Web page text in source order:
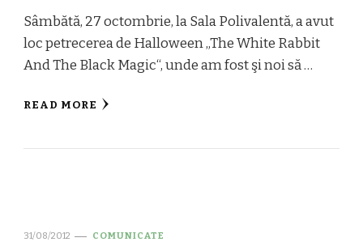
Sâmbătă, 27 octombrie, la Sala Polivalentă, a avut
loc petrecerea de Halloween „The White Rabbit
And The Black Magic“, unde am fost şi noi să …
READ MORE
31/08/2012 COMUNICATE